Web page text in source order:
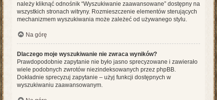
należy kliknąć odnośnik “Wyszukiwanie zaawansowane” dostępny na
wszystkich stronach witryny. Rozmieszczenie elementów sterujących
mechanizmem wyszukiwania może zależeć od używanego stylu.
Na górę
Dlaczego moje wyszukiwanie nie zwraca wyników?
Prawdopodobnie zapytanie nie było jasno sprecyzowane i zawierało
wiele podobnych zwrotów niezindeksowanych przez phpBB.
Dokładnie sprecyzuj zapytanie – użyj funkcji dostępnych w
wyszukiwaniu zaawansowanym.